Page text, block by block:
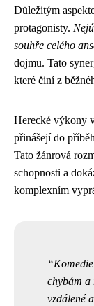
Důležitým
protagonisty.
souhře celého
dojmu. Tato
které činí z
Herecké výkony
přinášejí do
Tato žánrová
schopnosti a
komplexním
chybám a
vzdálené